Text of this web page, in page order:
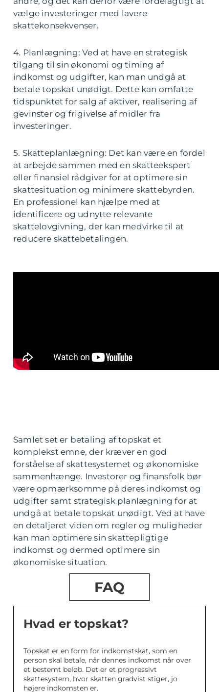
vælge investeringer med lavere
skattekonsekvenser.
4. Planlægning: Ved at have en strategisk
tilgang til sin økonomi og timing af
indkomst og udgifter, kan man undgå at
betale topskat unødigt. Dette kan omfatte
tidspunktet for salg af aktiver, realisering af
gevinster og frigivelse af midler fra
investeringer.
5. Skatteplanlægning: Det kan være en fordel
at arbejde sammen med en skatteekspert
eller finansiel rådgiver for at optimere sin
skattesituation og minimere skattebyrden.
En professionel kan hjælpe med at
identificere og udnytte relevante
skattelovgivning, der kan medvirke til at
reducere skattebetalingen.
Samlet set er betaling af topskat et
komplekst emne, der kræver en god
forståelse af skattesystemet og økonomiske
sammenhænge. Investorer og finansfolk bør
være opmærksomme på deres indkomst og
udgifter samt strategisk planlægning for at
undgå at betale topskat unødigt. Ved at have
en detaljeret viden om regler og muligheder
kan man optimere sin skattepligtige
indkomst og dermed optimere sin
økonomiske situation.
FAQ
Hvad er topskat?
Topskat er en form for indkomstskat, som en
person skal betale, når dennes indkomst når over
et bestemt beløb. Det er et progressivt
skattesystem, hvor skatten gradvist stiger, jo
højere indkomsten er.